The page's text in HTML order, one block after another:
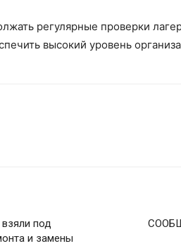
регулярные проверки
высокий уровень
под
и замены